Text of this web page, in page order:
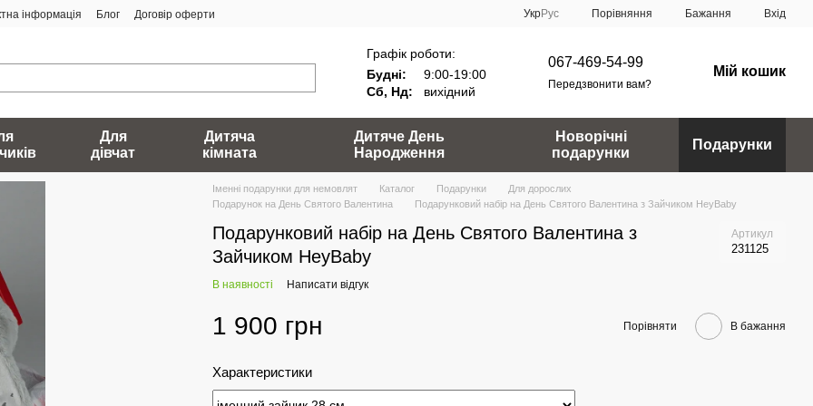
інформація Блог Договір оферти УкрРус Порівняння Бажання Вхід
Графік роботи:
Будні:
9:00-19:00
Сб, Нд:
вихідний
067-469-54-99
Передзвонити вам?
Мій кошик
Для
дівчат
Дитяча
кімната
Дитяче День
Народження
Новорічні
подарунки
Подарунки
Іменні подарунки для немовлят Каталог Подарунки
Для дорослих
Подарунок на День Святого Валентина
Подарунковий набір на День Святого Валентина з Зайчиком HeyBaby
Подарунковий набір на День Святого Валентина з
Зайчиком HeyBaby
Артикул
231125
В наявності Написати відгук
1 900 грн Порівняти В бажання
Характеристики